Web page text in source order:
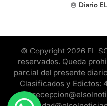
Diario
© Copyright 2026 EL
reservados. Queda
parcial del presente
Clasificados y Edictos: